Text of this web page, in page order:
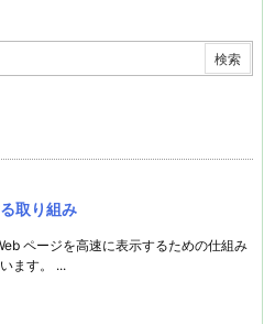
取り組み
ページを高速に表示するための仕組み
ます。 ...